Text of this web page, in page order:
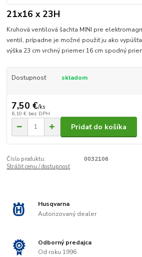
21x16 x 23H
Kruhová ventilová šachta MINI pre
ventil, prípadne je možné použiť ju ako
výška 23 cm vrchný priemer 16 cm spodný
Dostupnosť skladom
7,50 €/ks
6,10 € bez DPH
Pridať do košíka
Číslo produktu:
0032106
Strážiť cenu / dostupnosť
Husqvarna
Autorizovaný dealer
Odborný predajca
Od roku 1996